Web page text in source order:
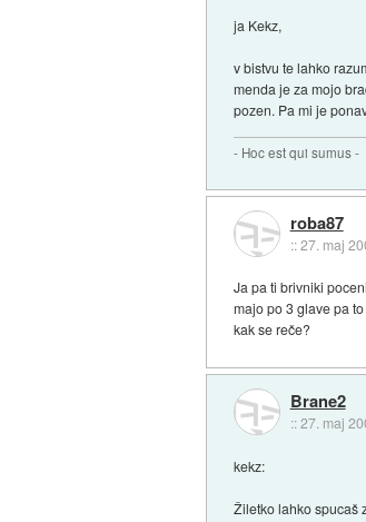
ja Kekz,
v bistvu te lahko
menda je za mojo
pozen. Pa mi je
- Hoc est qui sumus -
roba87
::27. maj
Ja pa ti brivniki
majo po 3 glave pa
kak se reče?
Brane2
::27. maj
kekz:
Žiletko lahko spucaš